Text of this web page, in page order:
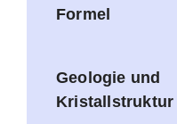
Formel
Geologie und
Kristallstruktur